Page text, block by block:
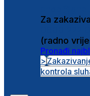
Za
(radno
Pronađi
>
kontrola